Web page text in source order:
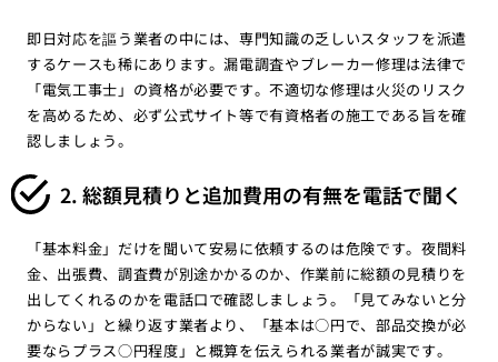
即日対応を謳う業者の中には、専門知識の乏しいスタッフを派遣
するケースも稀にあります。漏電調査やブレーカー修理は法律で
「電気工事士」の資格が必要です。不適切な修理は火災のリスク
を高めるため、必ず公式サイト等で有資格者の施工である旨を確
認しましょう。
2. 総額見積りと追加費用の有無を電話で聞く
「基本料金」だけを聞いて安易に依頼するのは危険です。夜間料
金、出張費、調査費が別途かかるのか、作業前に総額の見積りを
出してくれるのかを電話口で確認しましょう。「見てみないと分
からない」と繰り返す業者より、「基本は○円で、部品交換が必
要ならプラス○円程度」と概算を伝えられる業者が誠実です。